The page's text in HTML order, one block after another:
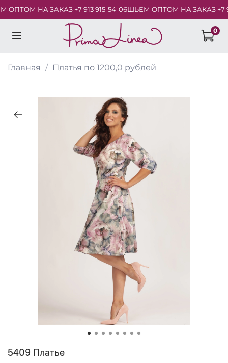
НА ЗАКАЗ +7 913 915-54-06ШЬЕМ ОПТОМ НА ЗАКАЗ +7
0
Главная Платья по 1200,0 рублей
5409 Платье